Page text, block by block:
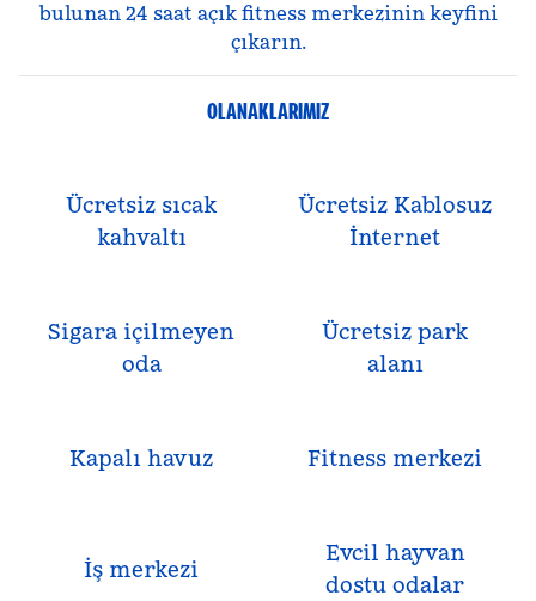
bulunan 24 saat açık fitness merkezinin keyfini
çıkarın.
OLANAKLARIMIZ
Ücretsiz sıcak
kahvaltı
Ücretsiz Kablosuz
İnternet
Sigara içilmeyen
oda
Ücretsiz park
alanı
Kapalı havuz Fitness merkezi
İş merkezi
Evcil hayvan
dostu odalar